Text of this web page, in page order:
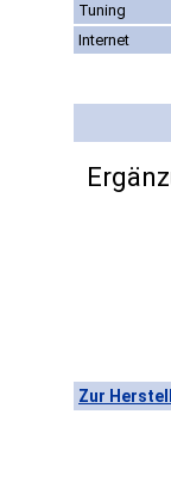
Tuning
Internet
Zur